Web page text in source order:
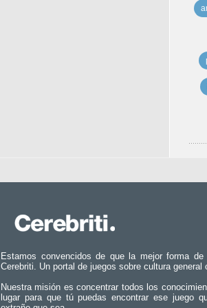
Estamos convencidos de que la mejor forma
Cerebriti. Un portal de juegos sobre cultura
Nuestra misión es concentrar todos los
lugar para que tú puedas encontrar ese juego